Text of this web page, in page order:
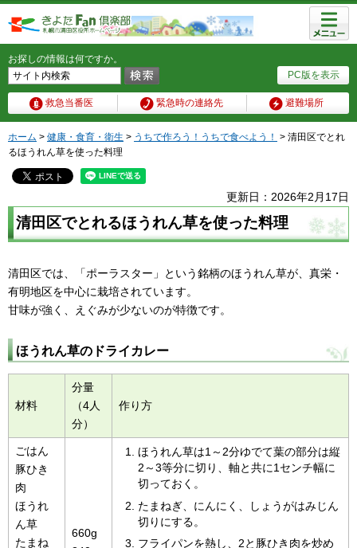
PC版を表示
お探しの情報は何ですか。
救急当番医 緊急時の連絡先 避難場所
メニュ
ー
ホーム > 健康・食育・衛生 > うちで作ろう！うちで食べよう！ > 清田区でとれ
るほうれん草を使った料理
更新日：2026年2月17日
清田区でとれるほうれん草を使った料理
清田区では、「ポーラスター」という銘柄のほうれん草が、真栄・
有明地区を中心に栽培されています。
甘味が強く、えぐみが少ないのが特徴です。
ほうれん草のドライカレー
材料
分量
（4人
分）
作り方
ごはん
豚ひき
肉
ほうれ
ん草
たまね
660g
ほうれん草は1～2分ゆでて葉の部分は縦
2～3等分に切り、軸と共に1センチ幅に
切っておく。
たまねぎ、にんにく、しょうがはみじん
切りにする。
フライパンを熱し、2と豚ひき肉を炒め